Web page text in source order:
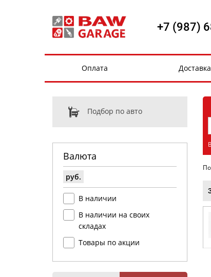
+7 (987)
Оплата Доставка
Подбор по авто
Валюта
руб.
В наличии
В наличии на своих
складах
Товары по акции